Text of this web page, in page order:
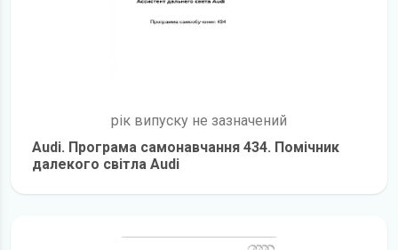
рік випуску не зазначений
Audi. Програма самонавчання 434. Помічник
далекого світла Audi